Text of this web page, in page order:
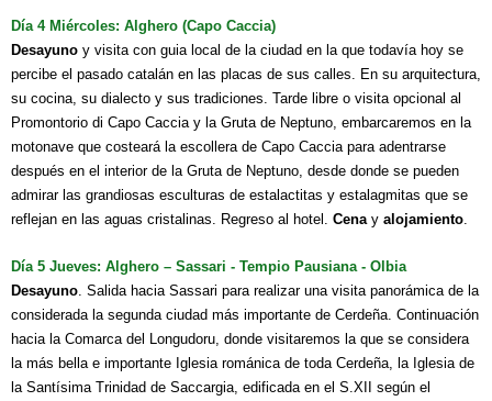
Día 4 Miércoles: Alghero (Capo Caccia)
Desayuno y visita con guia local de la ciudad en la que todavía hoy se
percibe el pasado catalán en las placas de sus calles. En su arquitectura,
su cocina, su dialecto y sus tradiciones. Tarde libre o visita opcional al
Promontorio di Capo Caccia y la Gruta de Neptuno, embarcaremos en la
motonave que costeará la escollera de Capo Caccia para adentrarse
después en el interior de la Gruta de Neptuno, desde donde se pueden
admirar las grandiosas esculturas de estalactitas y estalagmitas que se
reflejan en las aguas cristalinas. Regreso al hotel. Cena y alojamiento
Día 5 Jueves: Alghero – Sassari - Tempio Pausiana - Olbia
Desayuno . Salida hacia Sassari para realizar una visita panorámica de la
considerada la segunda ciudad más importante de Cerdeña. Continuación
hacia la Comarca del Longudoru, donde visitaremos la que se considera
la más bella e importante Iglesia románica de toda Cerdeña, la Iglesia de
la Santísima Trinidad de Saccargia, edificada en el S.XII según el